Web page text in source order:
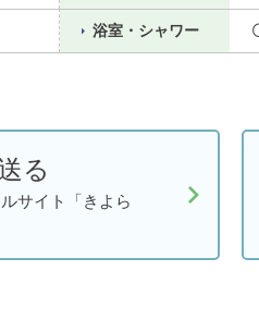
浴室・シャワー
る
サイト「きよら